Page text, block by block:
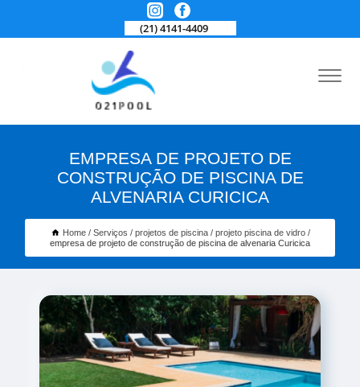
(21) 4141-4409
EMPRESA DE PROJETO DE
CONSTRUÇÃO DE PISCINA DE
ALVENARIA CURICICA
Home Serviços projetos de piscina
projeto piscina de vidro
empresa de projeto de construção de piscina de alvenaria Curicica